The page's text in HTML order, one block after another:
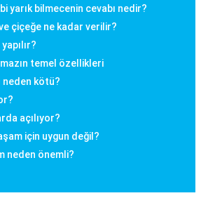
yarık bilmecenin cevabı nedir?
çiçeğe ne kadar verilir?
temel özellikleri
neden kötü?
açılıyor?
için uygun değil?
neden önemli?